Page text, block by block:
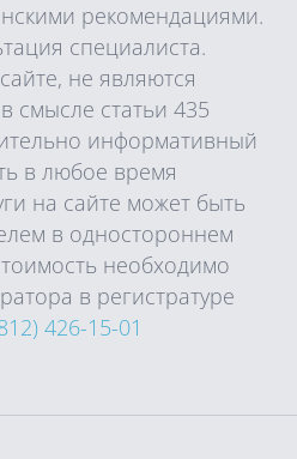
рекомендациями.
специалиста.
не являются
смысле статьи 435
информативный
в любое время
на сайте может быть
в одностороннем
необходимо
в регистратуре
426-15-01